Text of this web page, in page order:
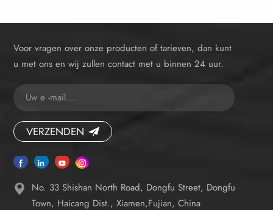
Voor vragen over onze producten of tarieven, dan kunt
u met ons en wij zullen contact met u binnen 24 uur.
VERZENDEN
No. 33 Shishan North Road, Dongfu Street, Dongfu
Town, Haicang Dist., Xiamen,Fujian, China